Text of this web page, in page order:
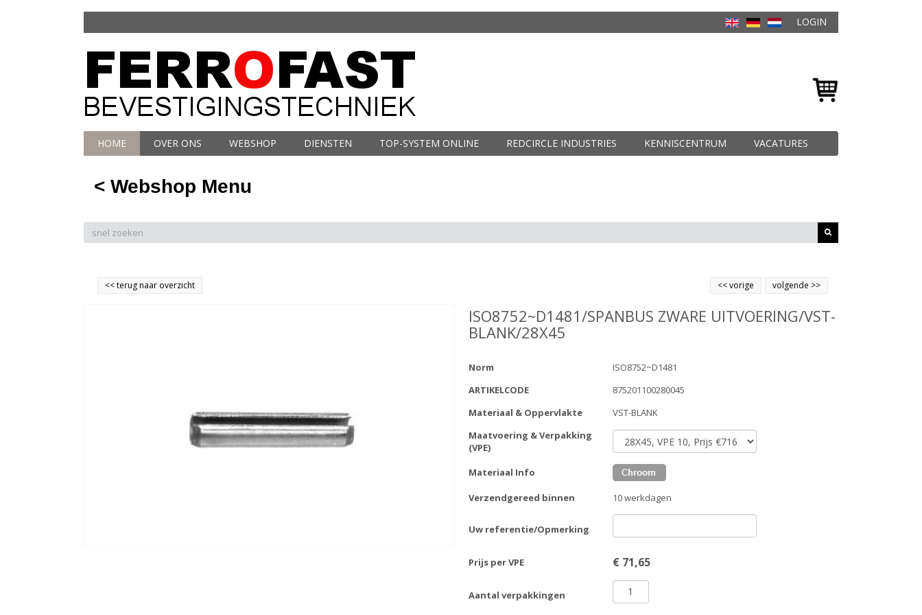
LOGIN
HOME OVER ONS WEBSHOP DIENSTEN TOP-SYSTEM ONLINE REDCIRCLE INDUSTRIES KENNISCENTRUM VACATURES
< Webshop Menu
<<terug naar overzicht volgende >>
<<vorige
ISO8752~D1481/SPANBUS ZWARE UITVOERING/VST-
BLANK/28X45
Norm
ISO8752~D1481
ARTIKELCODE
875201100280045
Materiaal & Oppervlakte
VST-BLANK
Maatvoering & Verpakking
(VPE)
Materiaal Info
Verzendgereed binnen 10 werkdagen
Uw referentie/Opmerking
Prijs per VPE € 71,65
Aantal verpakkingen